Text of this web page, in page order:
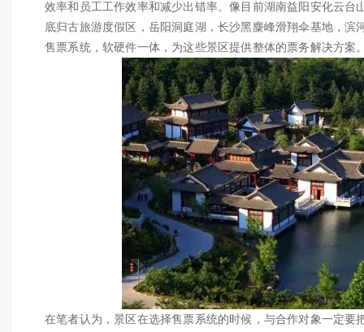
效率和员工工作效率和减少出错率。像目前湖南益阳安化云台
底归古旅游度假区，岳阳洞庭湖，长沙黑麋峰滑翔伞基地，
售票系统，软硬件一体，为这些景区提供整体的票务解决方案
在笔者认为，景区在选择售票系统的时候，与合作对象一定要